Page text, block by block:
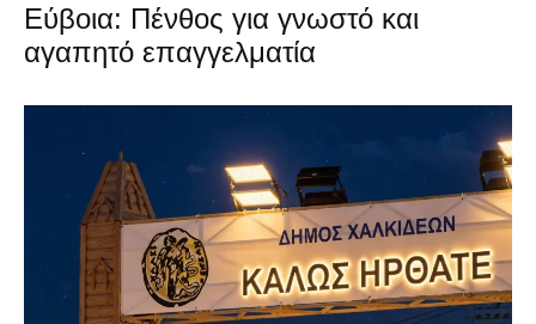
Εύβοια: Πένθος για γνωστό και
αγαπητό επαγγελματία